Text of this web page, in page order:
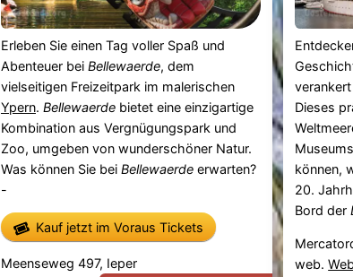
Erleben Sie einen Tag voller Spaß und
Abenteuer bei Bellewaerde, dem
vielseitigen Freizeitpark im malerischen
Ypern. Bellewaerdebietet eine einzigartige
Kombination aus Vergnügungspark und
Zoo, umgeben von wunderschöner Natur.
Was können Sie bei Bellewaerdeerwarten?
-
Kauf jetzt im Voraus Tickets
Meenseweg 497, Ieper
Dieses
können,
20.
Bord der
web.